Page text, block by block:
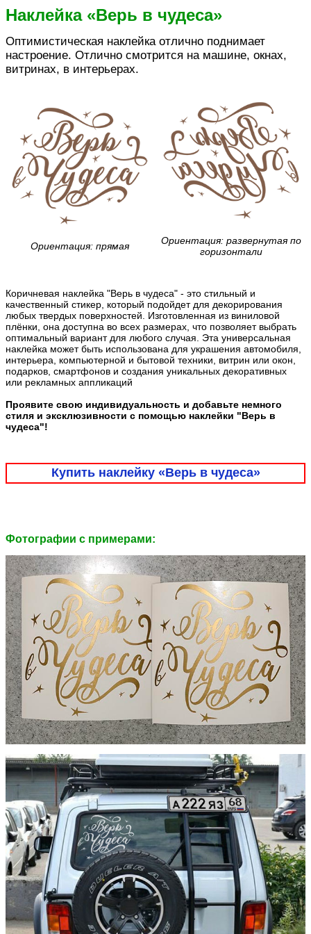
Наклейка «Верь в чудеса»
Оптимистическая наклейка отлично поднимает
настроение. Отлично смотрится на машине, окнах,
витринах, в интерьерах.
Ориентация: прямая
Ориентация: развернутая по
горизонтали
Коричневая наклейка "Верь в чудеса" - это стильный и
качественный стикер, который подойдет для декорирования
любых твердых поверхностей. Изготовленная из виниловой
плёнки, она доступна во всех размерах, что позволяет выбрать
оптимальный вариант для любого случая. Эта универсальная
наклейка может быть использована для украшения автомобиля,
интерьера, компьютерной и бытовой техники, витрин или окон,
подарков, смартфонов и создания уникальных декоративных
или рекламных аппликаций
Проявите свою индивидуальность и добавьте немного
стиля и эксклюзивности с помощью наклейки "Верь в
чудеса"!
Купить наклейку «Верь в чудеса»
Фотографии c примерами: